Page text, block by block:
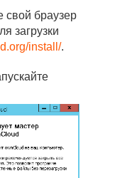
браузер
загрузки
install/.